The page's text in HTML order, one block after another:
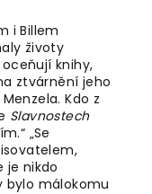
i Billem
životy
knihy,
ztvárnění jeho
Kdo z
Slavnostech
„Se
je nikdo
bylo málokomu